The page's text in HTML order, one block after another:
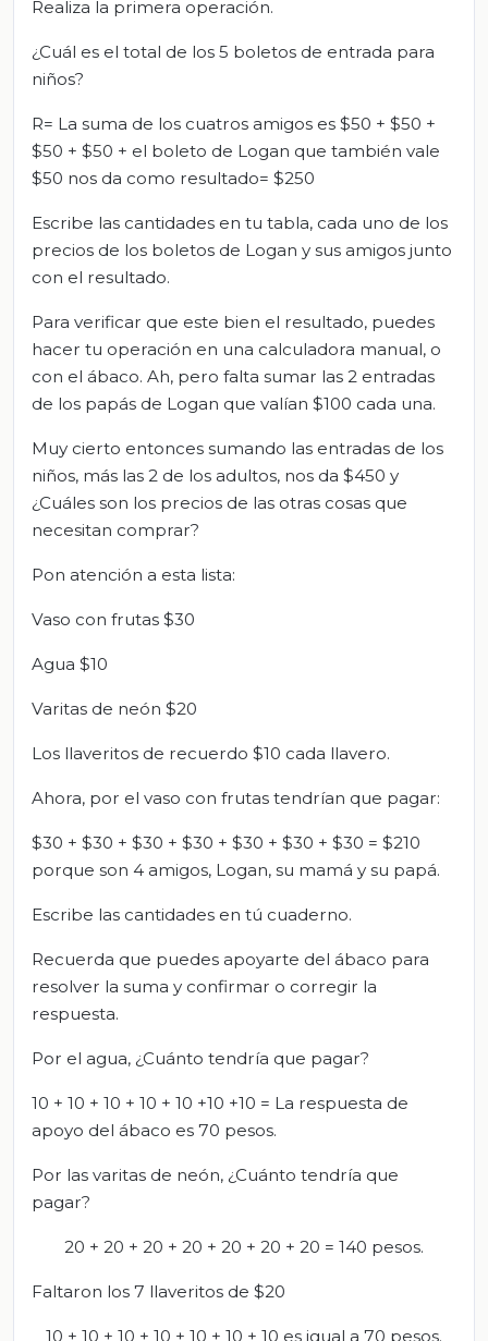
Realiza la primera operación.
¿Cuál es el total de los 5 boletos de entrada para
niños?
R= La suma de los cuatros amigos es $50 + $50 +
$50 + $50 + el boleto de Logan que también vale
$50 nos da como resultado= $250
Escribe las cantidades en tu tabla, cada uno de los
precios de los boletos de Logan y sus amigos junto
con el resultado.
Para verificar que este bien el resultado, puedes
hacer tu operación en una calculadora manual, o
con el ábaco. Ah, pero falta sumar las 2 entradas
de los papás de Logan que valían $100 cada una.
Muy cierto entonces sumando las entradas de los
niños, más las 2 de los adultos, nos da $450 y
¿Cuáles son los precios de las otras cosas que
necesitan comprar?
Pon atención a esta lista:
Vaso con frutas $30
Agua $10
Varitas de neón $20
Los llaveritos de recuerdo $10 cada llavero.
Ahora, por el vaso con frutas tendrían que pagar:
$30 + $30 + $30 + $30 + $30 + $30 + $30 = $210
porque son 4 amigos, Logan, su mamá y su papá.
Escribe las cantidades en tú cuaderno.
Recuerda que puedes apoyarte del ábaco para
resolver la suma y confirmar o corregir la
respuesta.
Por el agua, ¿Cuánto tendría que pagar?
10 + 10 + 10 + 10 + 10 +10 +10 = La respuesta de
apoyo del ábaco es 70 pesos.
Por las varitas de neón, ¿Cuánto tendría que
pagar?
20 + 20 + 20 + 20 + 20 + 20 + 20 = 140 pesos.
Faltaron los 7 llaveritos de $20
10 + 10 + 10 + 10 + 10 + 10 + 10 es igual a 70 pesos.